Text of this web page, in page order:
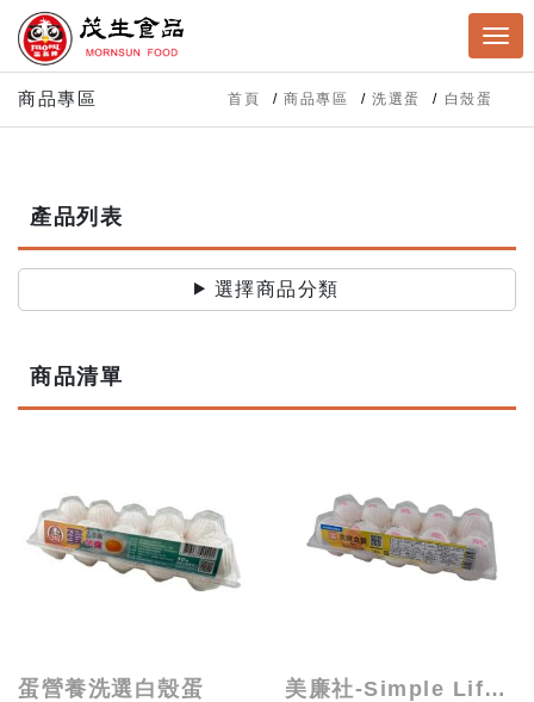
商品專區 首頁 商品專區 洗選蛋 白殼蛋
產品列表
選擇商品分類
商品清單
蛋營養洗選白殼蛋 美廉社-Simple Life 洗選盒蛋